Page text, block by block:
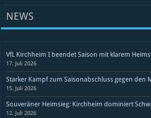
NEWS
VfL Kirchheim I beendet Saison mit klarem
17. Juli 2026
Starker Kampf zum Saisonabschluss gegen den
15. Juli 2026
Souveräner Heimsieg: Kirchheim dominiert
12. Juli 2026